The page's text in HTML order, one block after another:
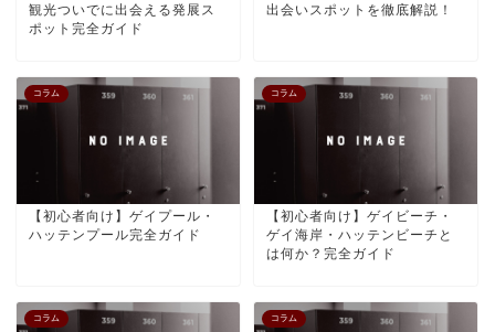
観光ついでに出会える発展ス
ポット完全ガイド
出会いスポットを徹底解説！
コラム
【初心者向け】ゲイプール・
ハッテンプール完全ガイド
コラム
【初心者向け】ゲイビーチ・
ゲイ海岸・ハッテンビーチと
は何か？完全ガイド
コラム コラム